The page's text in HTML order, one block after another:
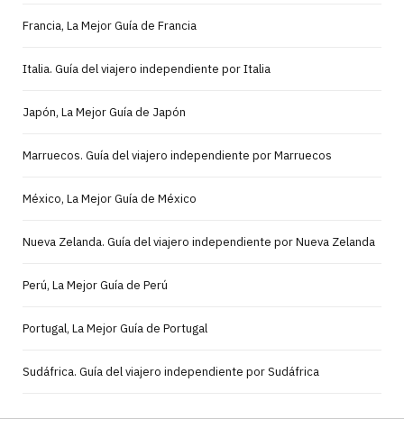
Francia, La Mejor Guía de Francia
Italia. Guía del viajero independiente por Italia
Japón, La Mejor Guía de Japón
Marruecos. Guía del viajero independiente por Marruecos
México, La Mejor Guía de México
Nueva Zelanda. Guía del viajero independiente por Nueva Zelanda
Perú, La Mejor Guía de Perú
Portugal, La Mejor Guía de Portugal
Sudáfrica. Guía del viajero independiente por Sudáfrica